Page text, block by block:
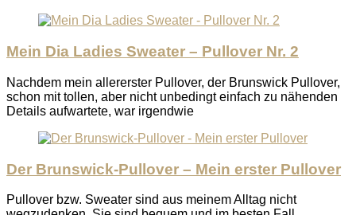
Mein Dia Ladies Sweater – Pullover Nr. 2
Nachdem mein allererster Pullover, der Brunswick Pullover,
schon mit tollen, aber nicht unbedingt einfach zu nähenden
Details aufwartete, war irgendwie
Der Brunswick-Pullover – Mein erster Pullover
Pullover bzw. Sweater sind aus meinem Alltag nicht